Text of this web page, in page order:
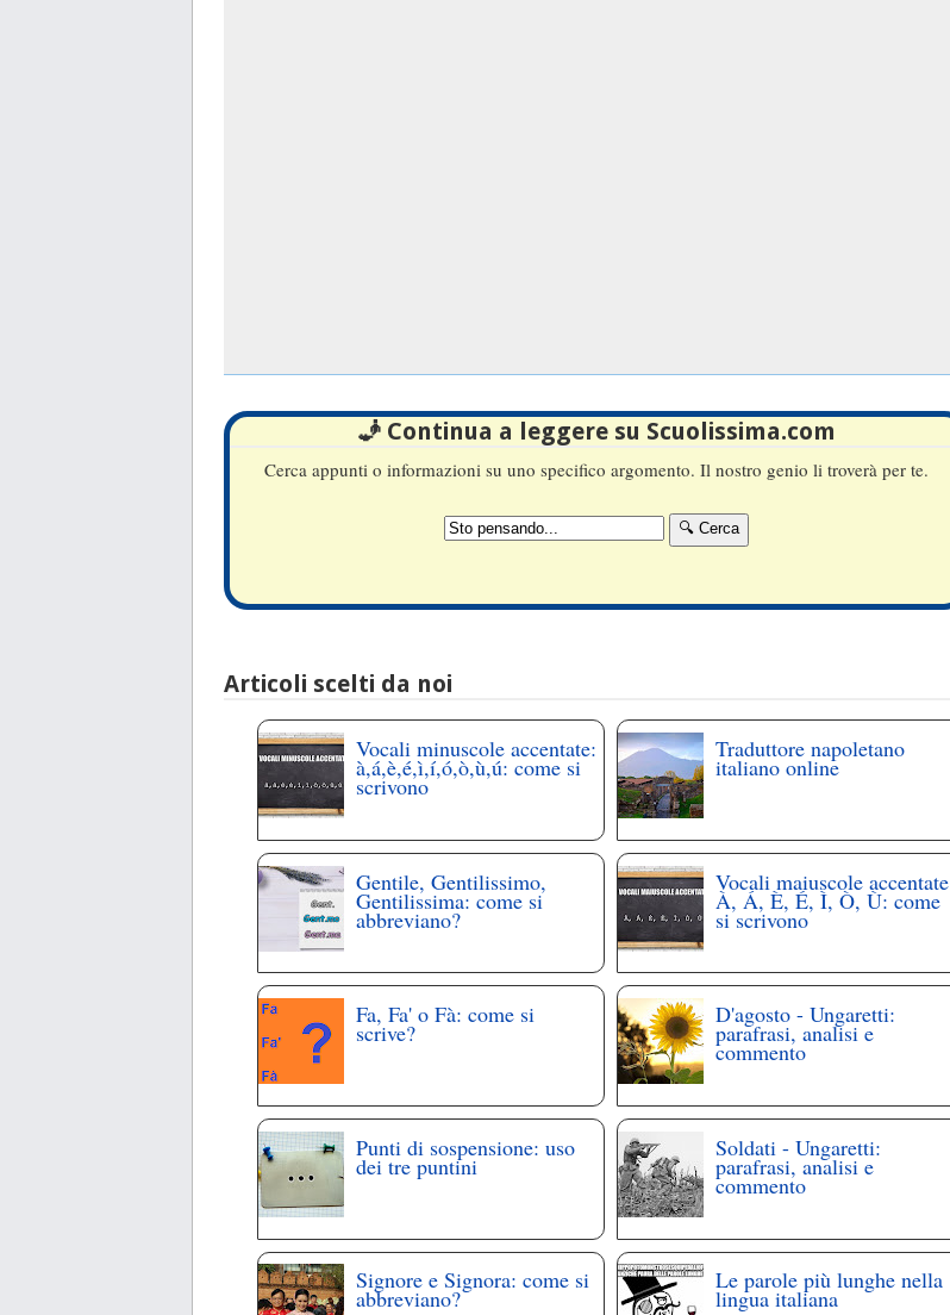
🧞 Continua a leggere su Scuolissima.com
Cerca appunti o informazioni su uno specifico argomento. Il nostro genio li troverà per te.
Articoli scelti da noi
Vocali minuscole accentate:
à,á,è,é,ì,í,ó,ò,ù,ú: come si
scrivono
Traduttore napoletano
italiano online
Gentile, Gentilissimo,
Gentilissima: come si
abbreviano?
Vocali maiuscole accentate
À, Á, È, É, Ì, Ò, Ù: come
si scrivono
Fa, Fa' o Fà: come si
scrive?
D'agosto - Ungaretti:
parafrasi, analisi e
commento
Punti di sospensione: uso
dei tre puntini
Soldati - Ungaretti:
parafrasi, analisi e
commento
Signore e Signora: come si
abbreviano?
Le parole più lunghe nella
lingua italiana